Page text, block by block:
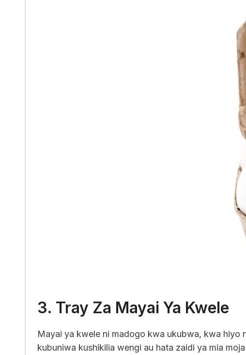
3. Tray Za Mayai Ya Kwele
Mayai ya kwele ni madogo kwa ukubwa, kwa hiyo
kubuniwa kushikilia wengi au hata zaidi ya mia